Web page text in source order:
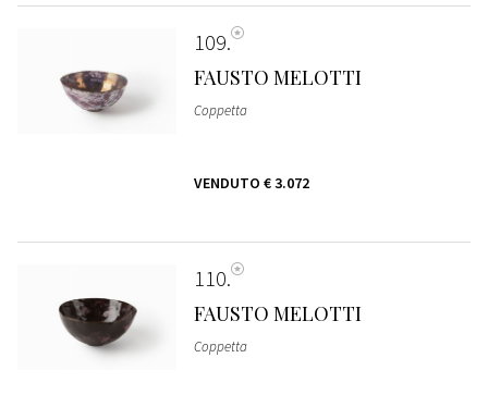
109
FAUSTO MELOTTI
Coppetta
VENDUTO € 3.072
110
FAUSTO MELOTTI
Coppetta